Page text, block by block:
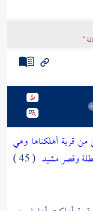
"
من قرية أهلكناها وهي
وقصر مشيد
( 45 )